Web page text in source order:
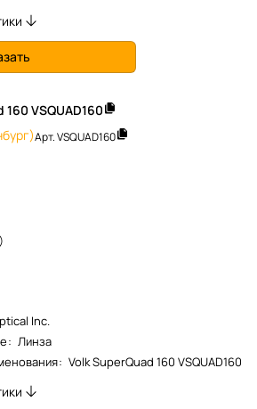
VSQUAD160
Арт.VSQUAD160
Inc.
: Линза
: Volk SuperQuad 160 VSQUAD160